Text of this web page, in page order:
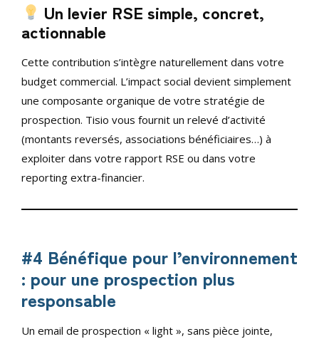
Un levier RSE simple, concret,
actionnable
Cette contribution s’intègre naturellement dans votre
budget commercial. L’impact social devient simplement
une composante organique de votre stratégie de
prospection. Tisio vous fournit un relevé d’activité
(montants reversés, associations bénéficiaires…) à
exploiter dans votre rapport RSE ou dans votre
reporting extra-financier.
#4 Bénéfique pour l’environnement
: pour une prospection plus
responsable
Un email de prospection « light », sans pièce jointe,